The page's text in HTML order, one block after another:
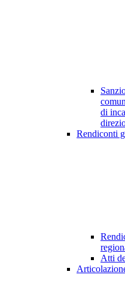
di
Rendiconti
Atti